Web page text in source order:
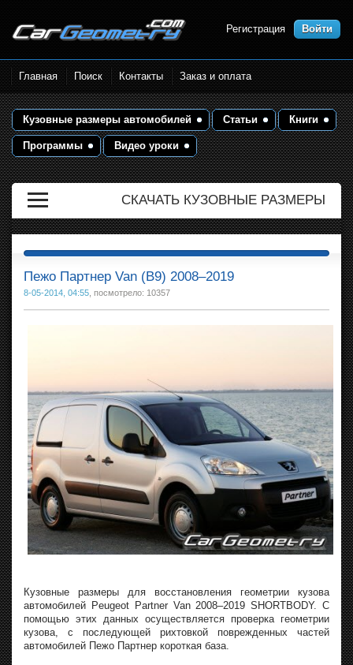
Размеры кузова автомобилей.
Контрольные точки и кузовные
размеры. Геометрия кузова
Регистрация Войти
Главная Поиск Контакты Заказ и оплата
Кузовные размеры автомобилей Статьи Книги
Программы Видео уроки
СКАЧАТЬ КУЗОВНЫЕ РАЗМЕРЫ
Пежо Партнер Van (B9) 2008–2019
8-05-2014, 04:55 , посмотрело: 10357
Кузовные размеры для восстановления геометрии кузова
автомобилей Peugeot Partner Van 2008–2019 SHORTBODY. С
помощью этих данных осуществляется проверка геометрии
кузова, с последующей рихтовкой поврежденных частей
автомобилей Пежо Партнер короткая база.